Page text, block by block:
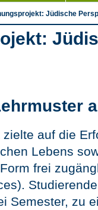
Jüdische
auf die
Lebens
frei
Semester, zu